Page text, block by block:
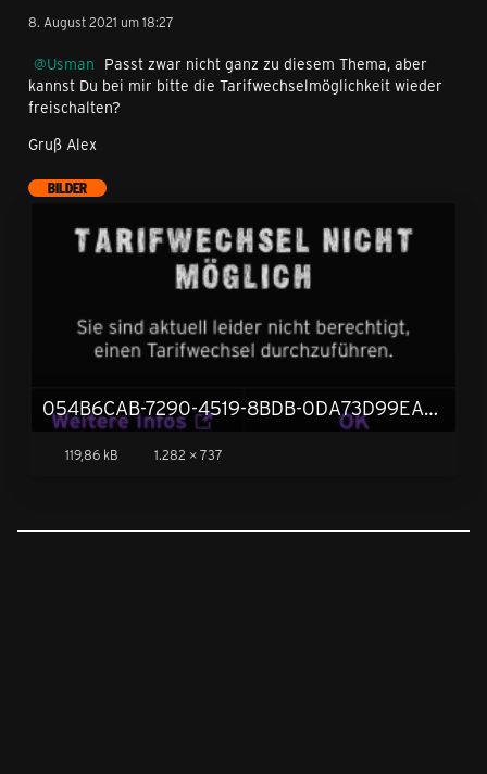
8. August 2021 um 18:27
Usman Passt zwar nicht ganz zu diesem Thema, aber
kannst Du bei mir bitte die Tarifwechselmöglichkeit wieder
freischalten?
Gruß Alex
BILDER
054B6CAB-7290-4519-8BDB-0DA73D99EAE3.jpeg
119,86 kB 1.282 × 737